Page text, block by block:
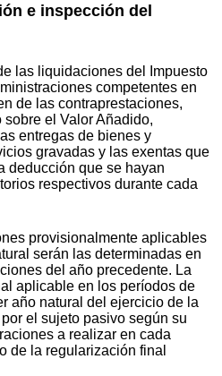
e inspección del
las liquidaciones del Impuesto
competentes en
de las contraprestaciones,
el Valor Añadido,
entregas de bienes y
gravadas y las exentas que
deducción que se hayan
respectivos durante cada
provisionalmente aplicables
serán las determinadas en
del año precedente. La
aplicable en los períodos de
año natural del ejercicio de la
el sujeto pasivo según su
a realizar en cada
de la regularización final